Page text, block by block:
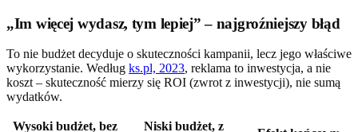
„Im więcej wydasz, tym lepiej” – najgroźniejszy błąd
To nie budżet decyduje o skuteczności kampanii, lecz jego właściwe
wykorzystanie. Według ks.pl, 2023, reklama to inwestycja, a nie
koszt – skuteczność mierzy się ROI (zwrot z inwestycji), nie sumą
wydatków.
Wysoki budżet, bez
Niski budżet, z